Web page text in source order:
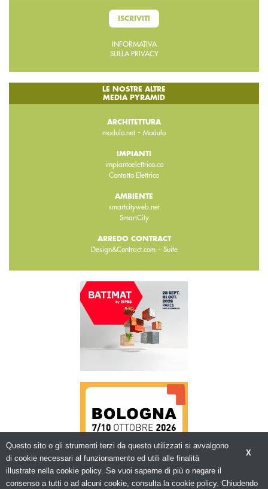
ISCRIVITI
INFORMATIVA
SULLA PRIVACY
LE NOSTRE ALTRE
MEDIA PYRAMID
ARCHITETTURA
modulo.net - Modulo
IMPIANTI
impiantoelettrico.co
Contatto Elettrico
AMBIENTE
smartcityweb.net
SmartCity
ARREDO CONTRACT
Design&Contract.com- Suite
X
Questo sito o gli strumenti terzi da questo utilizzati si avvalgono
di cookie necessari al funzionamento ed utili alle finalità
illustrate nella cookie policy. Se vuoi saperne di più o negare il
consenso a tutti o ad alcuni cookie, consulta la cookie policy. Chiudendo